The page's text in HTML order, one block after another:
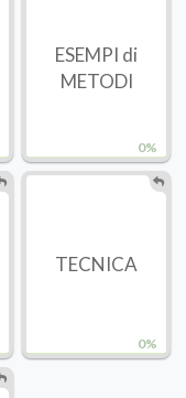
0%
ESEMPI di
METODI
0%
TECNICA